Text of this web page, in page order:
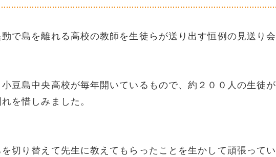
で島を離れる高校の教師を生徒らが送り出す恒例の見送り会
豆島中央高校が毎年開いているもので、約２００人の生徒が
を惜しみました。
切り替えて先生に教えてもらったことを生かして頑張ってい